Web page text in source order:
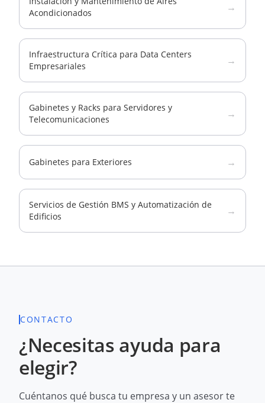
Acondicionados
→
Infraestructura Crítica para Data Centers
Empresariales
→
Gabinetes y Racks para Servidores y
Telecomunicaciones
→
Gabinetes para Exteriores →
Servicios de Gestión BMS y Automatización de
Edificios
→
CONTACTO
¿Necesitas ayuda para
elegir?
Cuéntanos qué busca tu empresa y un asesor te